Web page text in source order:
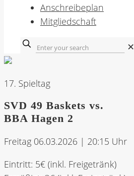
Anschreibeplan
Mitgliedschaft
✕
17. Spieltag
SVD 49 Baskets vs.
BBA Hagen 2
Freitag 06.03.2026 | 20:15 Uhr
Eintritt: 5€ (inkl. Freigetränk)